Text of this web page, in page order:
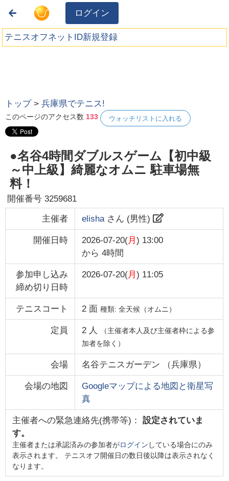
ログイン
テニスオフネットID新規登録
トップ >兵庫県でテニス!
このページのアクセス数 133 ウォッチリストに入れる
●名谷4時間ダブルスゲーム【初中級
～中上級】綺麗なオムニ 駐車場無
料！
開催番号3259681
主催者 elishaさん (男性)
開催日時 2026-07-20(月 ) 13:00
から 4時間
参加申し込み
締め切り日時
2026-07-20(月 ) 11:05
テニスコート 2面 種類: 全天候（オムニ）
定員 2 人
（主催者本人及び主催者枠による参
加者を除く）
会場 名谷テニスガーデン （兵庫県）
会場の地図
Googleマップによる地図と衛星写
真
主催者への緊急連絡先(携帯等)： 設定されていま
す。
主催者または承認済みの参加者がログイン している場合にのみ
表示されます。 テニスオフ開催日の数日後以降は表示されなく
なります。